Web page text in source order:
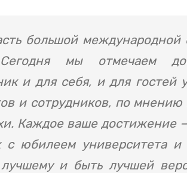
большой
Сегодня мы отмечаем
и для себя, и для гостей
и сотрудников, по мнению
Каждое ваше достижение –
с юбилеем университета
лучшему и быть лучшей